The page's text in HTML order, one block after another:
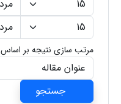
مرتب سازی نتیجه بر اساس
جستجو